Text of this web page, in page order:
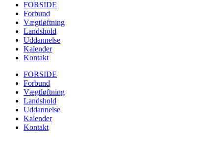
FORSIDE
Forbund
Vægtløftning
Landshold
Uddannelse
Kalender
Kontakt
FORSIDE
Forbund
Vægtløftning
Landshold
Uddannelse
Kalender
Kontakt